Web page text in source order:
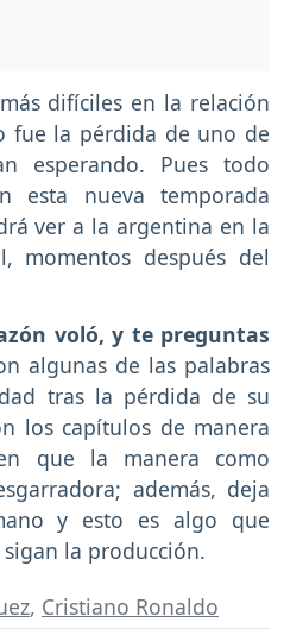
difíciles en la relación
fue la pérdida de uno de
esperando. Pues todo
esta nueva temporada
ver a la argentina en la
momentos después del
voló, y te preguntas
algunas de las palabras
tras la pérdida de su
los capítulos de manera
que la manera como
además, deja
y esto es algo que
la producción.
, Cristiano Ronaldo